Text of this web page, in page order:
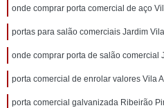
onde comprar porta comercial de aço
portas para salão comerciais Jardim
onde comprar porta de salão comercial
porta comercial de enrolar valores Vila
porta comercial galvanizada Ribeirão